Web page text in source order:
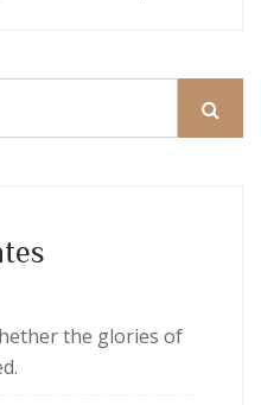
the glories of